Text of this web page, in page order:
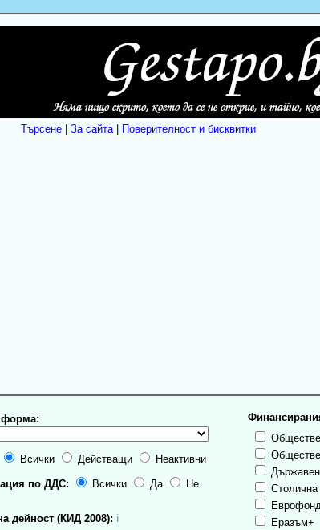
Търсене| За сайта| Поверителност и бисквитки
форма:
Всички Действащи Неактивни
по ДДС: Всички Да Не
дейност (КИД 2008): ℹ
Столична
Еразъм+